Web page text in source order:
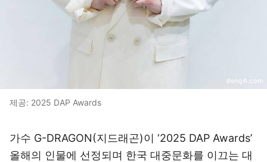
제공: 2025 DAP Awards
가수 G-DRAGON(지드래곤)이 ‘2025 DAP Awards’
올해의 인물에 선정되며 한국 대중문화를 이끄는 대